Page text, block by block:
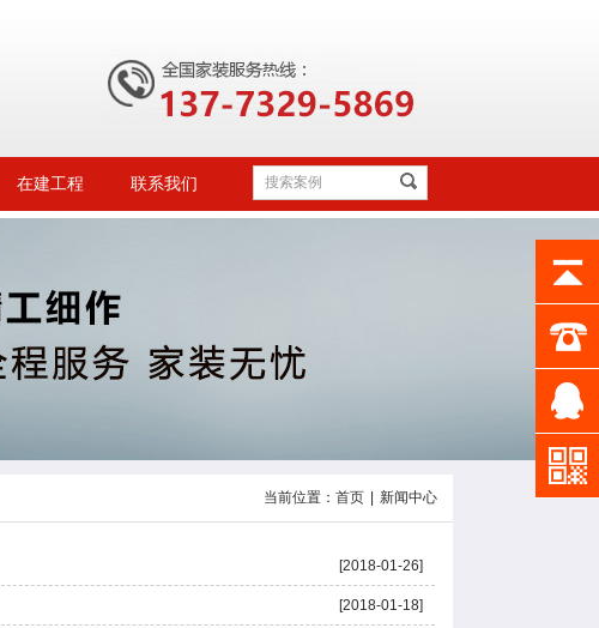
在建工程 联系我们
当前位置： 首页 新闻中心
[2018-01-26]
[2018-01-18]